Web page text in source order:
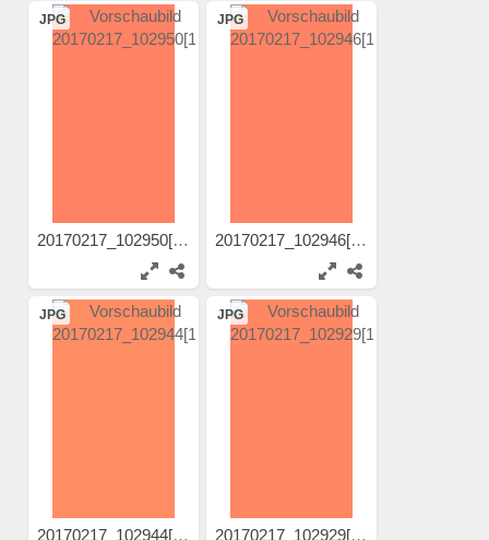
JPG
20170217_102950[1]
JPG
20170217_102946[1]
JPG
20170217_102944[1]
JPG
20170217_102929[1]